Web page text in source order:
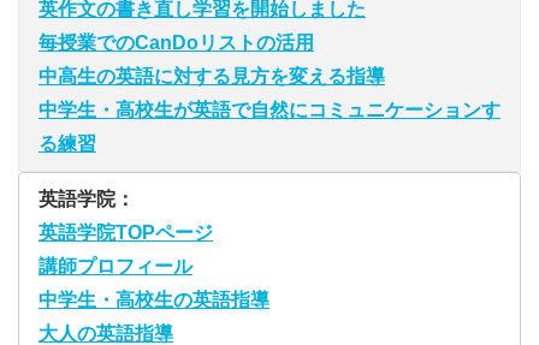
英作文の書き直し学習を開始しました
毎授業でのCanDoリストの活用
中高生の英語に対する見方を変える指導
中学生・高校生が英語で自然にコミュニケーションす
る練習
英語学院：
英語学院TOPページ
講師プロフィール
中学生・高校生の英語指導
大人の英語指導